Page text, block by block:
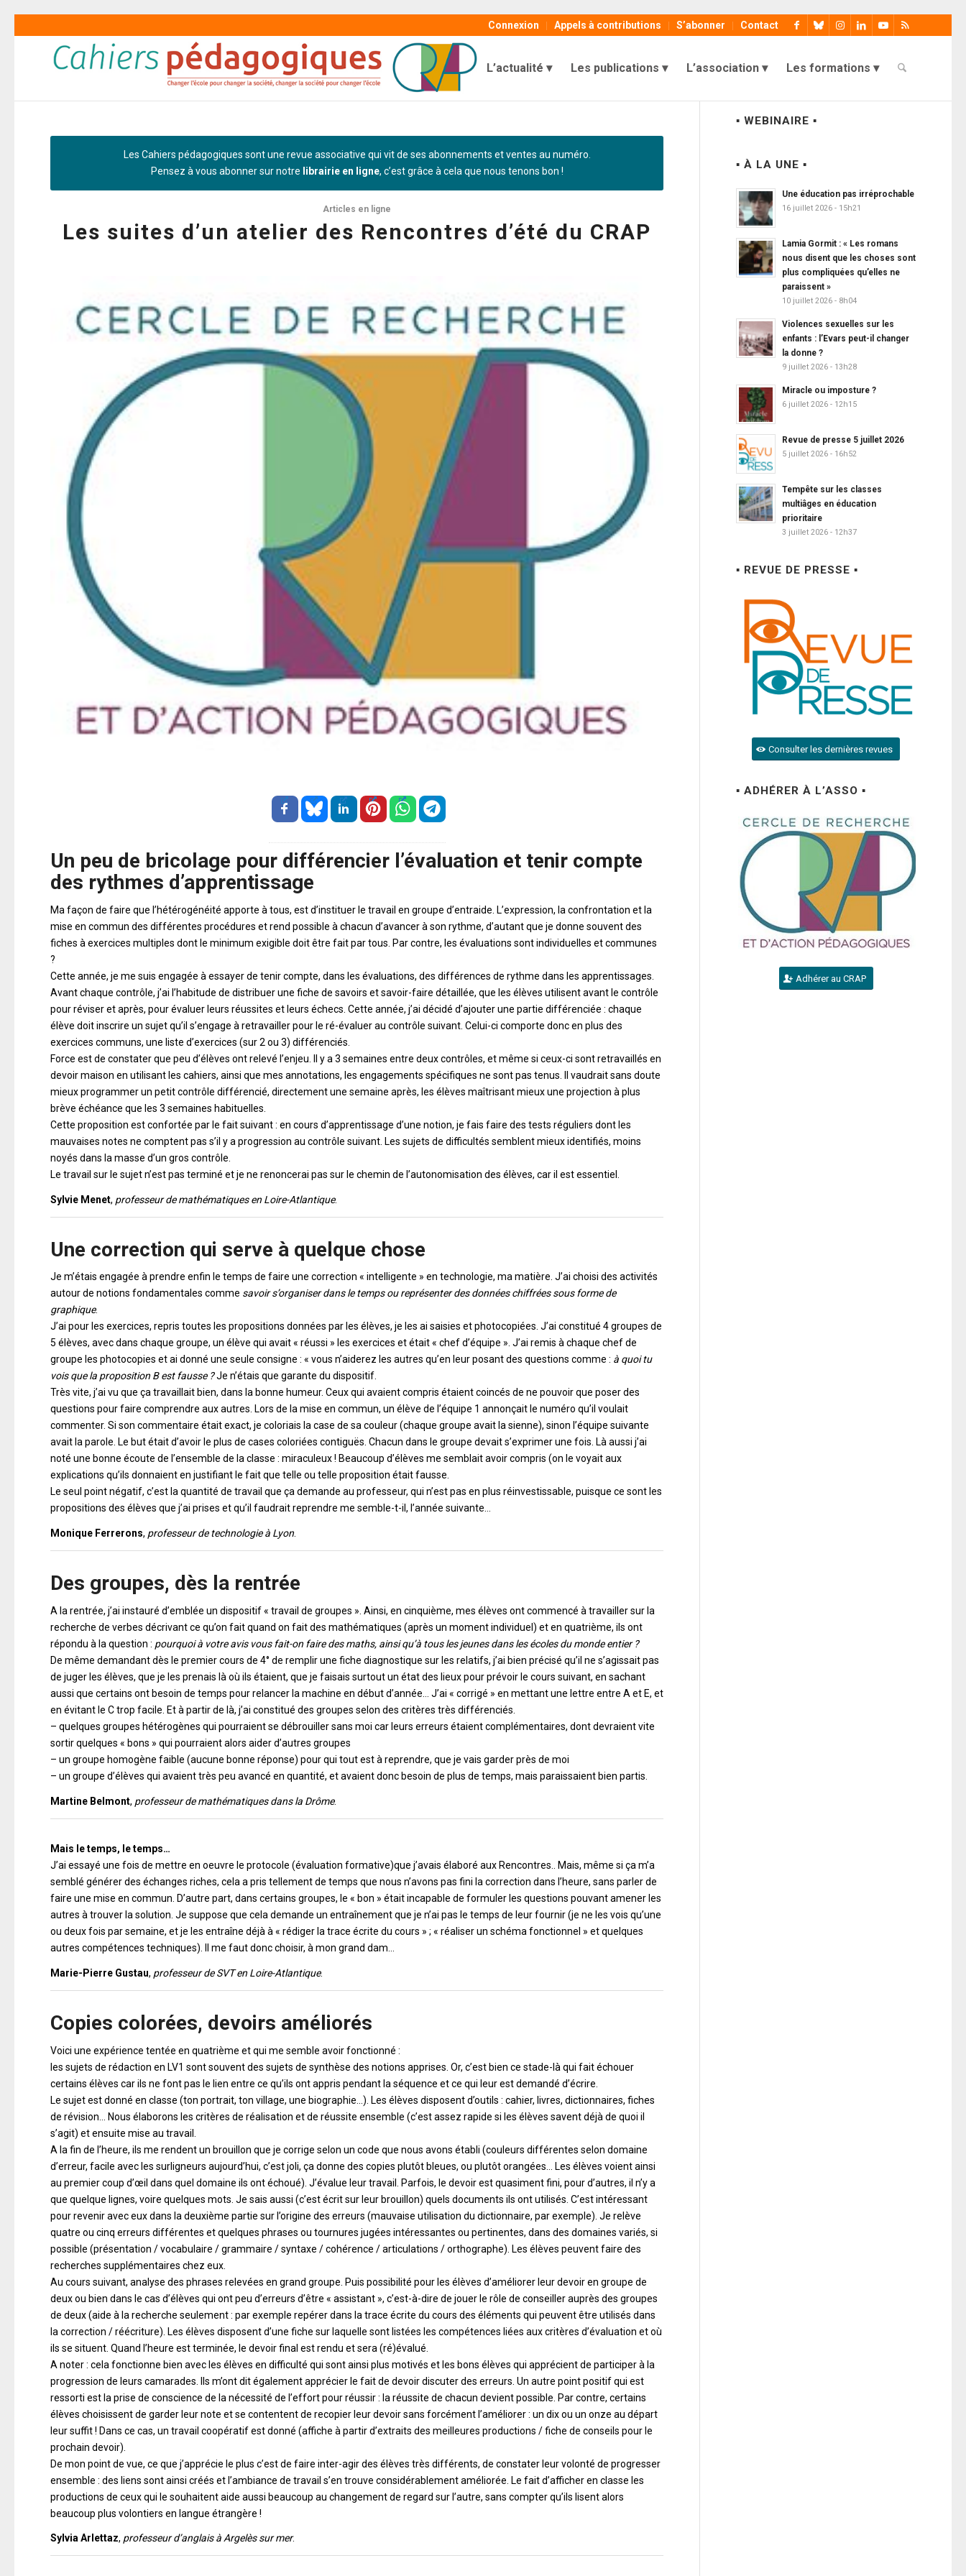
Connexion Appels à contributions S’abonner Contact
L’actualité Les publications L’association Les formations
Les Cahiers pédagogiques sont une revue associative qui vit de ses abonnements et ventes au numéro.
Pensez à vous abonner sur notre librairie en ligne, c’est grâce à cela que nous tenons bon !
Articles en ligne
Les suites d’un atelier des Rencontres d’été du CRAP
Un peu de bricolage pour différencier l’évaluation et tenir compte
des rythmes d’apprentissage
Ma façon de faire que l’hétérogénéité apporte à tous, est d’instituer le travail en groupe d’entraide. L’expression, la confrontation et la
mise en commun des différentes procédures et rend possible à chacun d’avancer à son rythme, d’autant que je donne souvent des
fiches à exercices multiples dont le minimum exigible doit être fait par tous. Par contre, les évaluations sont individuelles et communes
?
Cette année, je me suis engagée à essayer de tenir compte, dans les évaluations, des différences de rythme dans les apprentissages.
Avant chaque contrôle, j’ai l’habitude de distribuer une fiche de savoirs et savoir-faire détaillée, que les élèves utilisent avant le contrôle
pour réviser et après, pour évaluer leurs réussites et leurs échecs. Cette année, j’ai décidé d’ajouter une partie différenciée : chaque
élève doit inscrire un sujet qu’il s’engage à retravailler pour le ré-évaluer au contrôle suivant. Celui-ci comporte donc en plus des
exercices communs, une liste d’exercices (sur 2 ou 3) différenciés.
Force est de constater que peu d’élèves ont relevé l’enjeu. Il y a 3 semaines entre deux contrôles, et même si ceux-ci sont retravaillés en
devoir maison en utilisant les cahiers, ainsi que mes annotations, les engagements spécifiques ne sont pas tenus. Il vaudrait sans doute
mieux programmer un petit contrôle différencié, directement une semaine après, les élèves maîtrisant mieux une projection à plus
brève échéance que les 3 semaines habituelles.
Cette proposition est confortée par le fait suivant : en cours d’apprentissage d’une notion, je fais faire des tests réguliers dont les
mauvaises notes ne comptent pas s’il y a progression au contrôle suivant. Les sujets de difficultés semblent mieux identifiés, moins
noyés dans la masse d’un gros contrôle.
Le travail sur le sujet n’est pas terminé et je ne renoncerai pas sur le chemin de l’autonomisation des élèves, car il est essentiel.
Sylvie Menet, professeur de mathématiques en Loire-Atlantique.
Une correction qui serve à quelque chose
Je m’étais engagée à prendre enfin le temps de faire une correction « intelligente » en technologie, ma matière. J’ai choisi des activités
autour de notions fondamentales comme savoir s’organiser dans le temps ou représenter des données chiffrées sous forme de
graphique.
J’ai pour les exercices, repris toutes les propositions données par les élèves, je les ai saisies et photocopiées. J’ai constitué 4 groupes de
5 élèves, avec dans chaque groupe, un élève qui avait « réussi » les exercices et était « chef d’équipe ». J’ai remis à chaque chef de
groupe les photocopies et ai donné une seule consigne : « vous n’aiderez les autres qu’en leur posant des questions comme : à quoi tu
vois que la proposition B est fausse ?Je n’étais que garante du dispositif.
Très vite, j’ai vu que ça travaillait bien, dans la bonne humeur. Ceux qui avaient compris étaient coincés de ne pouvoir que poser des
questions pour faire comprendre aux autres. Lors de la mise en commun, un élève de l’équipe 1 annonçait le numéro qu’il voulait
commenter. Si son commentaire était exact, je coloriais la case de sa couleur (chaque groupe avait la sienne), sinon l’équipe suivante
avait la parole. Le but était d’avoir le plus de cases coloriées contiguës. Chacun dans le groupe devait s’exprimer une fois. Là aussi j’ai
noté une bonne écoute de l’ensemble de la classe : miraculeux ! Beaucoup d’élèves me semblait avoir compris (on le voyait aux
explications qu’ils donnaient en justifiant le fait que telle ou telle proposition était fausse.
Le seul point négatif, c’est la quantité de travail que ça demande au professeur, qui n’est pas en plus réinvestissable, puisque ce sont les
propositions des élèves que j’ai prises et qu’il faudrait reprendre me semble-t-il, l’année suivante…
Monique Ferrerons, professeur de technologie à Lyon.
Des groupes, dès la rentrée
A la rentrée, j’ai instauré d’emblée un dispositif « travail de groupes ». Ainsi, en cinquième, mes élèves ont commencé à travailler sur la
recherche de verbes décrivant ce qu’on fait quand on fait des mathématiques (après un moment individuel) et en quatrième, ils ont
répondu à la question : pourquoi à votre avis vous fait-on faire des maths, ainsi qu’à tous les jeunes dans les écoles du monde entier ?
De même demandant dès le premier cours de 4° de remplir une fiche diagnostique sur les relatifs, j’ai bien précisé qu’il ne s’agissait pas
de juger les élèves, que je les prenais là où ils étaient, que je faisais surtout un état des lieux pour prévoir le cours suivant, en sachant
aussi que certains ont besoin de temps pour relancer la machine en début d’année… J’ai « corrigé » en mettant une lettre entre A et E, et
en évitant le C trop facile. Et à partir de là, j’ai constitué des groupes selon des critères très différenciés.
– quelques groupes hétérogènes qui pourraient se débrouiller sans moi car leurs erreurs étaient complémentaires, dont devraient vite
sortir quelques « bons » qui pourraient alors aider d’autres groupes
– un groupe homogène faible (aucune bonne réponse) pour qui tout est à reprendre, que je vais garder près de moi
– un groupe d’élèves qui avaient très peu avancé en quantité, et avaient donc besoin de plus de temps, mais paraissaient bien partis.
Martine Belmont, professeur de mathématiques dans la Drôme.
Mais le temps, le temps…
J’ai essayé une fois de mettre en oeuvre le protocole (évaluation formative)que j’avais élaboré aux Rencontres.. Mais, même si ça m’a
semblé générer des échanges riches, cela a pris tellement de temps que nous n’avons pas fini la correction dans l’heure, sans parler de
faire une mise en commun. D’autre part, dans certains groupes, le « bon » était incapable de formuler les questions pouvant amener les
autres à trouver la solution. Je suppose que cela demande un entraînement que je n’ai pas le temps de leur fournir (je ne les vois qu’une
ou deux fois par semaine, et je les entraîne déjà à « rédiger la trace écrite du cours » ; « réaliser un schéma fonctionnel » et quelques
autres compétences techniques). Il me faut donc choisir, à mon grand dam…
Marie-Pierre Gustau, professeur de SVT en Loire-Atlantique.
Copies colorées, devoirs améliorés
Voici une expérience tentée en quatrième et qui me semble avoir fonctionné :
les sujets de rédaction en LV1 sont souvent des sujets de synthèse des notions apprises. Or, c’est bien ce stade-là qui fait échouer
certains élèves car ils ne font pas le lien entre ce qu’ils ont appris pendant la séquence et ce qui leur est demandé d’écrire.
Le sujet est donné en classe (ton portrait, ton village, une biographie…). Les élèves disposent d’outils : cahier, livres, dictionnaires, fiches
de révision… Nous élaborons les critères de réalisation et de réussite ensemble (c’est assez rapide si les élèves savent déjà de quoi il
s’agit) et ensuite mise au travail.
A la fin de l’heure, ils me rendent un brouillon que je corrige selon un code que nous avons établi (couleurs différentes selon domaine
d’erreur, facile avec les surligneurs aujourd’hui, c’est joli, ça donne des copies plutôt bleues, ou plutôt orangées… Les élèves voient ainsi
au premier coup d’œil dans quel domaine ils ont échoué). J’évalue leur travail. Parfois, le devoir est quasiment fini, pour d’autres, il n’y a
que quelque lignes, voire quelques mots. Je sais aussi (c’est écrit sur leur brouillon) quels documents ils ont utilisés. C’est intéressant
pour revenir avec eux dans la deuxième partie sur l’origine des erreurs (mauvaise utilisation du dictionnaire, par exemple). Je relève
quatre ou cinq erreurs différentes et quelques phrases ou tournures jugées intéressantes ou pertinentes, dans des domaines variés, si
possible (présentation / vocabulaire / grammaire / syntaxe / cohérence / articulations / orthographe). Les élèves peuvent faire des
recherches supplémentaires chez eux.
Au cours suivant, analyse des phrases relevées en grand groupe. Puis possibilité pour les élèves d’améliorer leur devoir en groupe de
deux ou bien dans le cas d’élèves qui ont peu d’erreurs d’être « assistant », c’est-à-dire de jouer le rôle de conseiller auprès des groupes
de deux (aide à la recherche seulement : par exemple repérer dans la trace écrite du cours des éléments qui peuvent être utilisés dans
la correction / réécriture). Les élèves disposent d’une fiche sur laquelle sont listées les compétences liées aux critères d’évaluation et où
ils se situent. Quand l’heure est terminée, le devoir final est rendu et sera (ré)évalué.
A noter : cela fonctionne bien avec les élèves en difficulté qui sont ainsi plus motivés et les bons élèves qui apprécient de participer à la
progression de leurs camarades. Ils m’ont dit également apprécier le fait de devoir discuter des erreurs. Un autre point positif qui est
ressorti est la prise de conscience de la nécessité de l’effort pour réussir : la réussite de chacun devient possible. Par contre, certains
élèves choisissent de garder leur note et se contentent de recopier leur devoir sans forcément l’améliorer : un dix ou un onze au départ
leur suffit ! Dans ce cas, un travail coopératif est donné (affiche à partir d’extraits des meilleures productions / fiche de conseils pour le
prochain devoir).
De mon point de vue, ce que j’apprécie le plus c’est de faire inter-agir des élèves très différents, de constater leur volonté de progresser
ensemble : des liens sont ainsi créés et l’ambiance de travail s’en trouve considérablement améliorée. Le fait d’afficher en classe les
productions de ceux qui le souhaitent aide aussi beaucoup au changement de regard sur l’autre, sans compter qu’ils lisent alors
beaucoup plus volontiers en langue étrangère !
Sylvia Arlettaz, professeur d’anglais à Argelès sur mer.
▪ WEBINAIRE ▪
▪ À LA UNE ▪
Une éducation pas irréprochable
16 juillet 2026 - 15h21
Lamia Gormit : « Les romans
nous disent que les choses sont
plus compliquées qu’elles ne
paraissent »
10 juillet 2026 - 8h04
Violences sexuelles sur les
enfants : l’Evars peut-il changer
la donne ?
9 juillet 2026 - 13h28
Miracle ou imposture ?
6 juillet 2026 - 12h15
Revue de presse 5 juillet 2026
5 juillet 2026 - 16h52
Tempête sur les classes
multiâges en éducation
prioritaire
3 juillet 2026 - 12h37
▪ REVUE DE PRESSE ▪
Consulter les dernières revues
▪ ADHÉRER À L’ASSO ▪
Adhérer au CRAP